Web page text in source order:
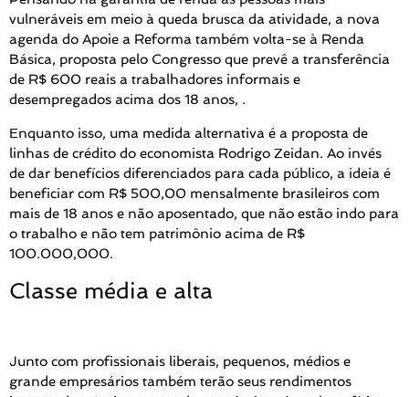
vulneráveis em meio à queda brusca da atividade, a nova
agenda do Apoie a Reforma também volta-se à Renda
Básica, proposta pelo Congresso que prevê a transferência
de R$ 600 reais a trabalhadores informais e
desempregados acima dos 18 anos, .
Enquanto isso, uma medida alternativa é a proposta de
linhas de crédito do economista Rodrigo Zeidan. Ao invés
de dar benefícios diferenciados para cada público, a ideia é
beneficiar com R$ 500,00 mensalmente brasileiros com
mais de 18 anos e não aposentado, que não estão indo para
o trabalho e não tem patrimônio acima de R$
100.000,000.
Classe média e alta
Junto com profissionais liberais, pequenos, médios e
grande empresários também terão seus rendimentos